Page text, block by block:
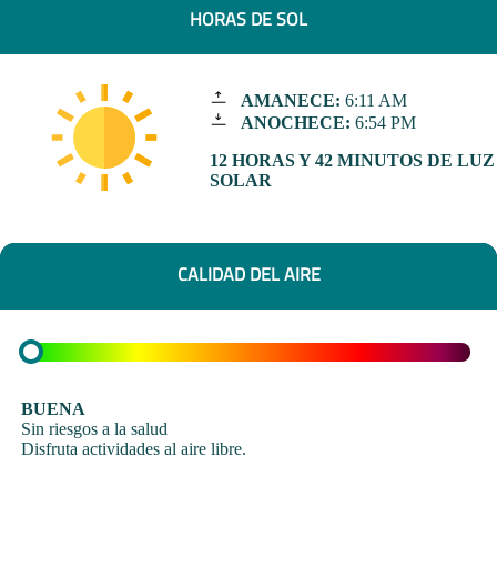
HORAS DE SOL
AMANECE: 6:11 AM
ANOCHECE: 6:54 PM
12 HORAS Y 42 MINUTOS DE LUZ
SOLAR
CALIDAD DEL AIRE
BUENA
Sin riesgos a la salud
Disfruta actividades al aire libre.